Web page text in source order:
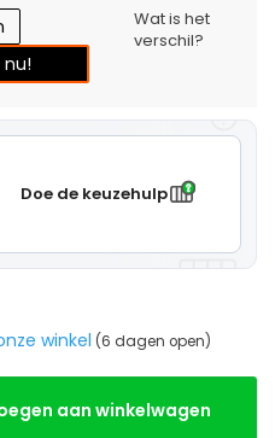
nu!
Wat is het
verschil?
Doe de keuzehulp
winkel (6 dagen open)
aan winkelwagen